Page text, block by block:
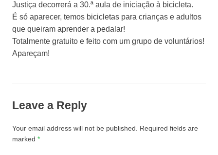
Justiça decorrerá a 30.ª aula de iniciação à bicicleta.
É só aparecer, temos bicicletas para crianças e adultos
que queiram aprender a pedalar!
Totalmente gratuito e feito com um grupo de voluntários!
Apareçam!
Leave a Reply
Your email address will not be published.
Required fields are
marked *